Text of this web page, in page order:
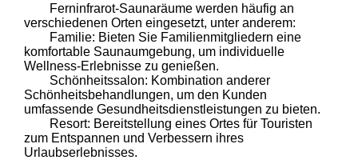
Ferninfrarot-Saunaräume werden häufig an
verschiedenen Orten eingesetzt, unter anderem:
Familie: Bieten Sie Familienmitgliedern eine
komfortable Saunaumgebung, um individuelle
Wellness-Erlebnisse zu genießen.
Schönheitssalon: Kombination anderer
Schönheitsbehandlungen, um den Kunden
umfassende Gesundheitsdienstleistungen zu bieten.
Resort: Bereitstellung eines Ortes für Touristen
zum Entspannen und Verbessern ihres
Urlaubserlebnisses.